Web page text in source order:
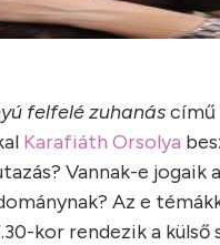
felfelé zuhanáscímű
Karafiáth Orsolya
Vannak-e jogaik
Az e
kor rendezik a külső